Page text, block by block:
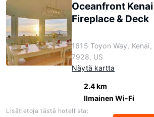
Oceanfront
Fireplace & Deck
1615 Toyon Way,
7928, US
Näytä kartta
2.4 km
Ilmainen Wi-Fi
Lisätietoja tästä hotellista: